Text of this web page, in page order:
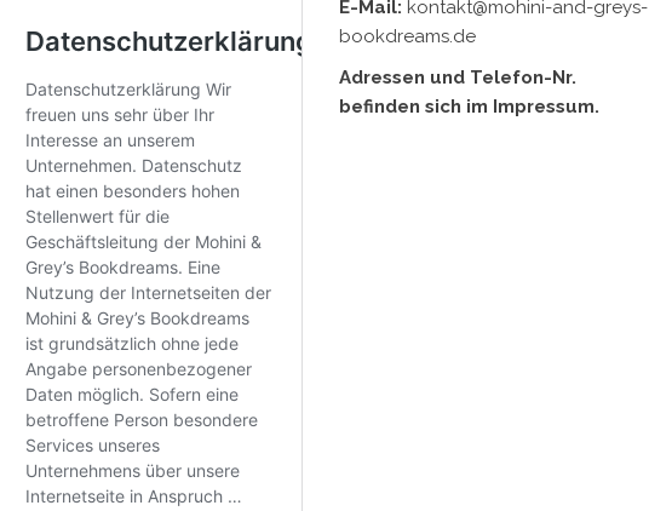
E-Mail: kontakt@mohini-and-greys-
bookdreams.de
Adressen und Telefon-Nr.
befinden sich im Impressum.